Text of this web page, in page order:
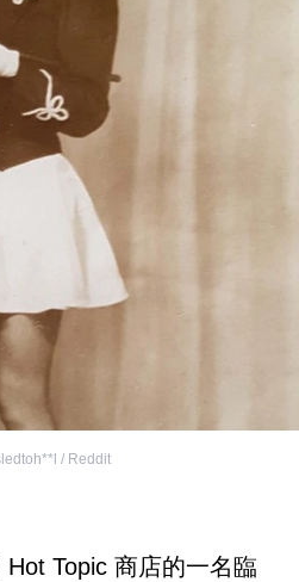
/ Reddit
Topic 商店的一名臨